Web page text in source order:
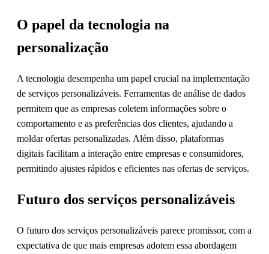
O papel da tecnologia na
personalização
A tecnologia desempenha um papel crucial na implementação
de serviços personalizáveis. Ferramentas de análise de dados
permitem que as empresas coletem informações sobre o
comportamento e as preferências dos clientes, ajudando a
moldar ofertas personalizadas. Além disso, plataformas
digitais facilitam a interação entre empresas e consumidores,
permitindo ajustes rápidos e eficientes nas ofertas de serviços.
Futuro dos serviços personalizáveis
O futuro dos serviços personalizáveis parece promissor, com a
expectativa de que mais empresas adotem essa abordagem